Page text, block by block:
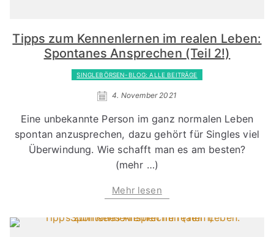
Tipps zum Kennenlernen im realen Leben:
Spontanes Ansprechen (Teil 2!)
SINGLEBÖRSEN-BLOG: ALLE BEITRÄGE
4. November 2021
Eine unbekannte Person im ganz normalen Leben
spontan anzusprechen, dazu gehört für Singles viel
Überwindung. Wie schafft man es am besten?
(mehr …)
Mehr lesen